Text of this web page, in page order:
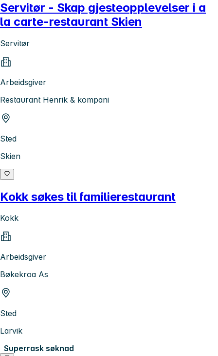
Servitør - Skap gjesteopplevelser i a
la carte-restaurant Skien
Servitør
Arbeidsgiver
Restaurant Henrik & kompani
Sted
Skien
Kokk søkes til familierestaurant
Kokk
Arbeidsgiver
Bøkekroa As
Sted
Larvik
Superrask søknad